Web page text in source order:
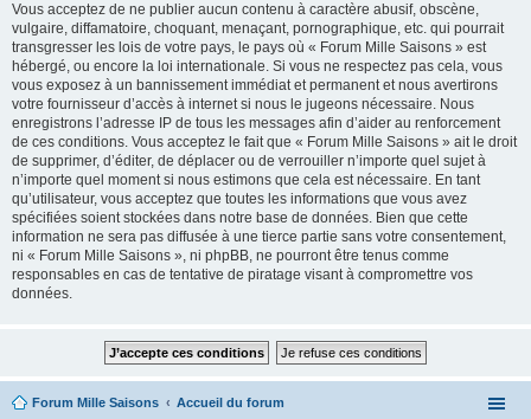
Vous acceptez de ne publier aucun contenu à caractère abusif, obscène,
vulgaire, diffamatoire, choquant, menaçant, pornographique, etc. qui pourrait
transgresser les lois de votre pays, le pays où « Forum Mille Saisons » est
hébergé, ou encore la loi internationale. Si vous ne respectez pas cela, vous
vous exposez à un bannissement immédiat et permanent et nous avertirons
votre fournisseur d’accès à internet si nous le jugeons nécessaire. Nous
enregistrons l’adresse IP de tous les messages afin d’aider au renforcement
de ces conditions. Vous acceptez le fait que « Forum Mille Saisons » ait le droit
de supprimer, d’éditer, de déplacer ou de verrouiller n’importe quel sujet à
n’importe quel moment si nous estimons que cela est nécessaire. En tant
qu’utilisateur, vous acceptez que toutes les informations que vous avez
spécifiées soient stockées dans notre base de données. Bien que cette
information ne sera pas diffusée à une tierce partie sans votre consentement,
ni « Forum Mille Saisons », ni phpBB, ne pourront être tenus comme
responsables en cas de tentative de piratage visant à compromettre vos
données.
Forum Mille Saisons Accueil du forum